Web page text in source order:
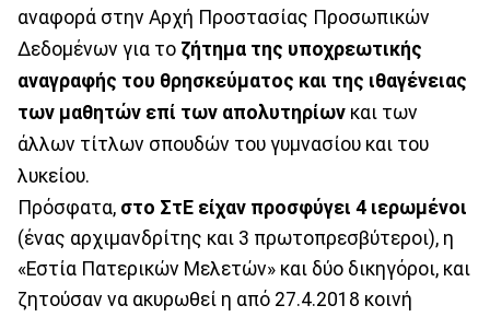
αναφορά στην Αρχή Προστασίας Προσωπικών
Δεδομένων για το ζήτημα της υποχρεωτικής
αναγραφής του θρησκεύματος και της ιθαγένειας
των μαθητών επί των απολυτηρίων και των
άλλων τίτλων σπουδών του γυμνασίου και του
λυκείου.
Πρόσφατα, στο ΣτΕ είχαν προσφύγει 4 ιερωμένοι
(ένας αρχιμανδρίτης και 3 πρωτοπρεσβύτεροι), η
«Εστία Πατερικών Μελετών» και δύο δικηγόροι, και
ζητούσαν να ακυρωθεί η από 27.4.2018 κοινή